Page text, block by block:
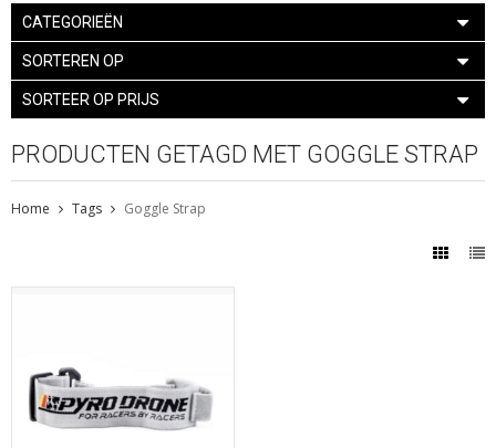
CATEGORIEËN
SORTEREN OP
SORTEER OP PRIJS
PRODUCTEN GETAGD MET GOGGLE STRAP
Home Tags Goggle Strap